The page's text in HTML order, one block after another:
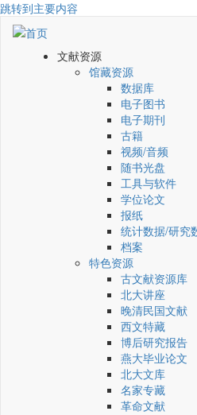
跳转到主要内容
文献资源
馆藏资源
数据库
电子图书
电子期刊
古籍
视频/音频
随书光盘
工具与软件
学位论文
报纸
统计数据/研究
档案
特色资源
古文献资源库
北大讲座
晚清民国文献
西文特藏
博后研究报告
燕大毕业论文
北大文库
名家专藏
革命文献